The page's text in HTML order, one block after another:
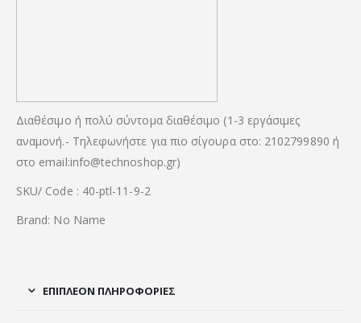
Διαθέσιμο ή πολύ σύντομα διαθέσιμο (1-3 εργάσιμες
αναμονή.- Τηλεφωνήστε για πιο σίγουρα στο: 2102799890 ή
στο email:info@technoshop.gr)
SKU/ Code : 40-ptl-11-9-2
Brand: No Name
ΕΠΙΠΛΈΟΝ ΠΛΗΡΟΦΟΡΊΕΣ